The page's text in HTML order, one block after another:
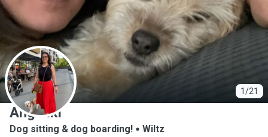
1/21
A
Angeliki
Dog sitting & dog boarding!
Wiltz